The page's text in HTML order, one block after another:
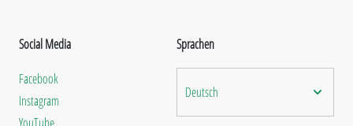
Social Media
Facebook
Instagram
YouTube
Sprachen
Deutsch